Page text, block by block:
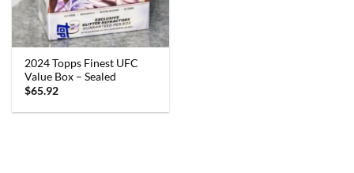
2024 Topps Finest UFC
Value Box – Sealed
$65.92